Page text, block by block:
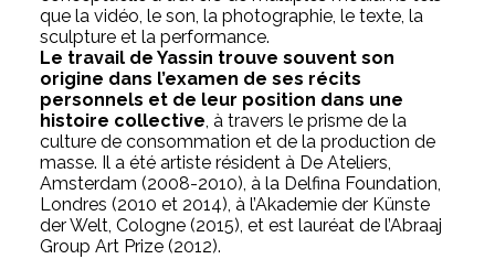
que la vidéo, le son, la photographie, le texte, la
sculpture et la performance.
Le travail de Yassin trouve souvent son
origine dans l’examen de ses récits
personnels et de leur position dans une
histoire collective, à travers le prisme de la
culture de consommation et de la production de
masse. Il a été artiste résident à De Ateliers,
Amsterdam (2008-2010), à la Delfina Foundation,
Londres (2010 et 2014), à l’Akademie der Künste
der Welt, Cologne (2015), et est lauréat de l’Abraaj
Group Art Prize (2012).